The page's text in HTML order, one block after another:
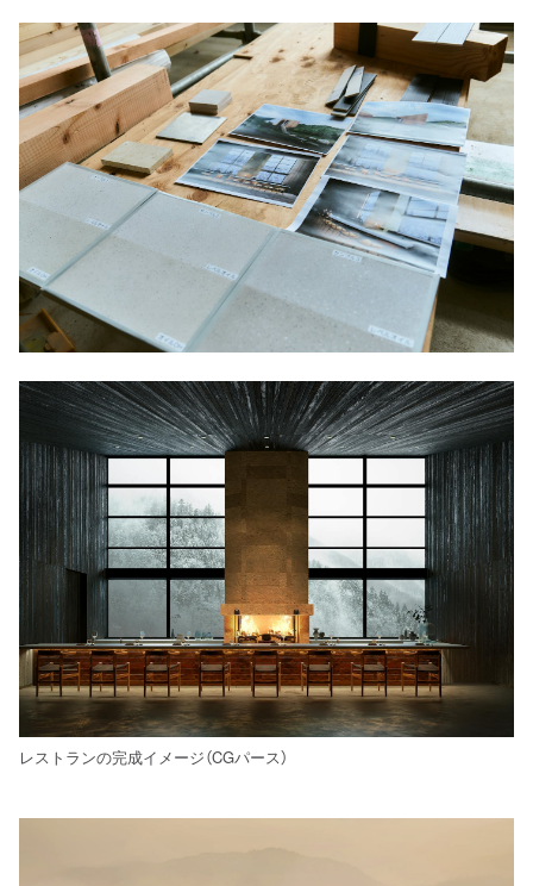
レストランの完成イメージ（CGパース）